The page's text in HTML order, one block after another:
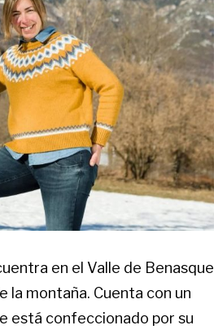
en el Valle de Benasque
la montaña. Cuenta con un
está confeccionado por su